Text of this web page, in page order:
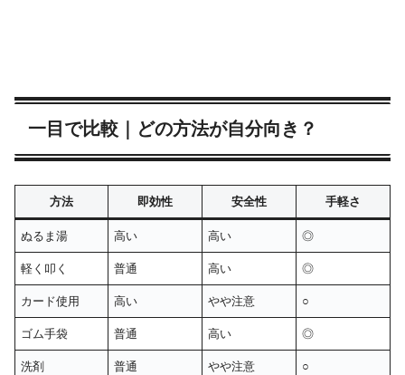
一目で比較｜どの方法が自分向き？
方法 即効性 安全性 手軽さ
ぬるま湯 高い 高い ◎
軽く叩く 普通 高い ◎
カード使用 高い やや注意 ○
ゴム手袋 普通 高い ◎
洗剤 普通 やや注意 ○